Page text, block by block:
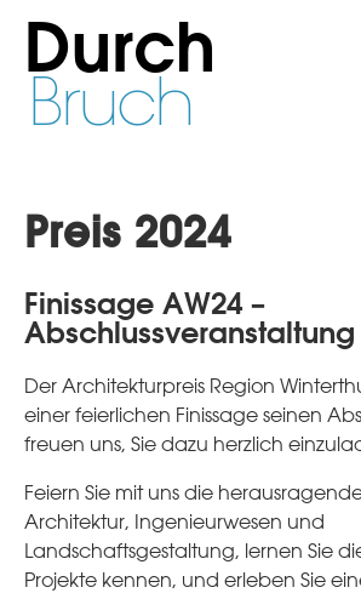
Durch
Bruch
Preis 2024
Finissage AW24 –
Abschlussveranstaltung
Der Architekturpreis Region
einer feierlichen Finissage seinen
freuen uns, Sie dazu herzlich
Feiern Sie mit uns die
Architektur, Ingenieurwesen und
Landschaftsgestaltung, lernen Sie
Projekte kennen, und erleben Sie